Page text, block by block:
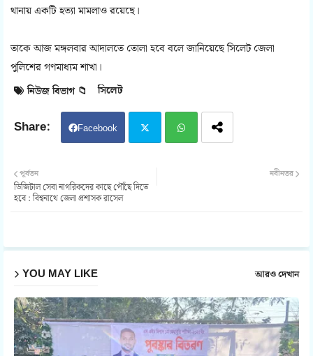
থানায় একটি হত্যা মামলাও রয়েছে।
তাকে আজ মঙ্গলবার আদালতে তোলা হবে বলে জানিয়েছে সিলেট জেলা
পুলিশের গণমাধ্যম শাখা।
নিউজ বিভাগ 📁 সিলেট
Facebook
ter
নবীনতর
পূর্বতন
ডিজিটাল সেবা নাগরিকদের কাছে পৌঁছে দিতে
হবে : বিশ্বনাথে জেলা প্রশাসক রাসেল
YOU MAY LIKE আরও দেখান